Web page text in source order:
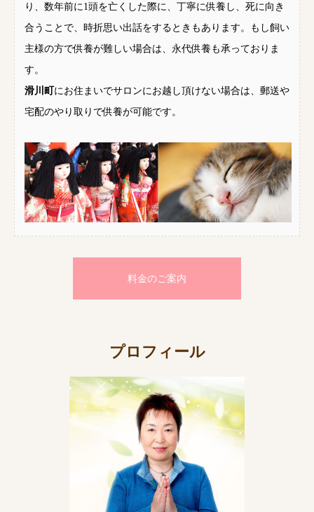
り、数年前に1頭を亡くした際に、丁寧に供養し、死に向き
合うことで、時折思い出話をするときもあります。もし飼い
主様の方で供養が難しい場合は、永代供養も承っておりま
す。
滑川町にお住まいでサロンにお越し頂けない場合は、郵送や
宅配のやり取りで供養が可能です。
料金のご案内
プロフィール